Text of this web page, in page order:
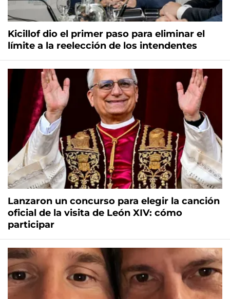
Kicillof dio el primer paso para eliminar el
límite a la reelección de los intendentes
Lanzaron un concurso para elegir la canción
oficial de la visita de León XIV: cómo
participar